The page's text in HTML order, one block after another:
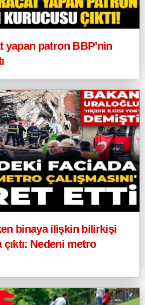
yapan patron BBP'nin
binaya ilişkin bilirkişi
Nedeni metro